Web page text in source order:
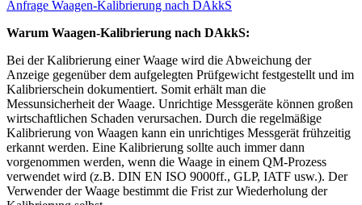
Anfrage Waagen-Kalibrierung nach DAkkS
Warum Waagen-Kalibrierung nach DAkkS:
Bei der Kalibrierung einer Waage wird die Abweichung der
Anzeige gegenüber dem aufgelegten Prüfgewicht festgestellt und im
Kalibrierschein dokumentiert. Somit erhält man die
Messunsicherheit der Waage. Unrichtige Messgeräte können großen
wirtschaftlichen Schaden verursachen. Durch die regelmäßige
Kalibrierung von Waagen kann ein unrichtiges Messgerät frühzeitig
erkannt werden. Eine Kalibrierung sollte auch immer dann
vorgenommen werden, wenn die Waage in einem QM-Prozess
verwendet wird (z.B. DIN EN ISO 9000ff., GLP, IATF usw.). Der
Verwender der Waage bestimmt die Frist zur Wiederholung der